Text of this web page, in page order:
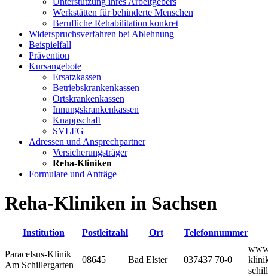
Werkstätten für behinderte Menschen
Berufliche Rehabilitation konkret
Widerspruchsverfahren bei Ablehnung
Beispielfall
Prävention
Kursangebote
Ersatzkassen
Betriebskrankenkassen
Ortskrankenkassen
Innungskrankenkassen
Knappschaft
SVLFG
Adressen und Ansprechpartner
Versicherungsträger
Reha-Kliniken
Formulare und Anträge
Reha-Kliniken in Sachsen
Institution Postleitzahl Ort Telefonnummer
Paracelsus-Klinik
Am Schillergarten
08645 Bad Elster 037437 70-0